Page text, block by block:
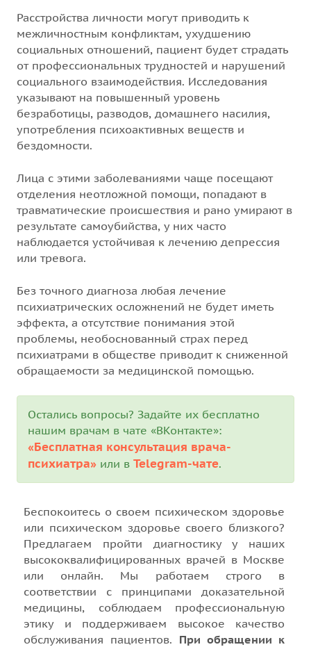
Расстройства личности могут приводить к
межличностным конфликтам, ухудшению
социальных отношений, пациент будет страдать
от профессиональных трудностей и нарушений
социального взаимодействия. Исследования
указывают на повышенный уровень
безработицы, разводов, домашнего насилия,
употребления психоактивных веществ и
бездомности.
Лица с этими заболеваниями чаще посещают
отделения неотложной помощи, попадают в
травматические происшествия и рано умирают в
результате самоубийства, у них часто
наблюдается устойчивая к лечению депрессия
или тревога.
Без точного диагноза любая лечение
психиатрических осложнений не будет иметь
эффекта, а отсутствие понимания этой
проблемы, необоснованный страх перед
психиатрами в обществе приводит к сниженной
обращаемости за медицинской помощью.
Остались вопросы? Задайте их бесплатно
нашим врачам в чате «ВКонтакте»:
«Бесплатная консультация врача-
психиатра» или в Telegram-чате.
Беспокоитесь о своем психическом здоровье
или психическом здоровье своего близкого?
Предлагаем пройти диагностику у наших
высококвалифицированных врачей в Москве
или онлайн. Мы работаем строго в
соответствии с принципами доказательной
медицины, соблюдаем профессиональную
этику и поддерживаем высокое качество
обслуживания пациентов. При обращении к